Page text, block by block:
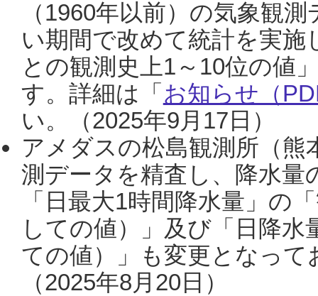
（1960年以前）の気象観
い期間で改めて統計を実
との観測史上1～10位の値
す。詳細は「 お知らせ（
い。（2025年9月17日）
アメダスの松島観測所（熊
測データを精査し、降水
「日最大1時間降水量」の
しての値）」及び「日降
ての値）」も変更となっ
（2025年8月20日）